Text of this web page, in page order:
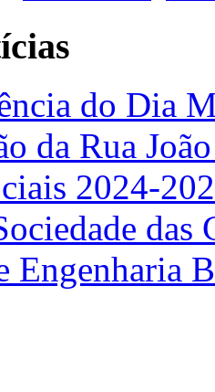
do Dia
da Rua
2024-
Engenharia